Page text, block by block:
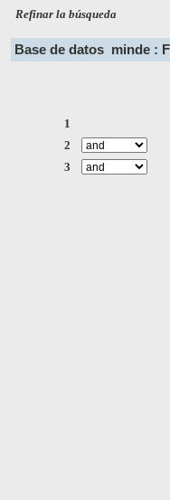
Refinar la búsqueda
Base de datos minde :
1
2
3